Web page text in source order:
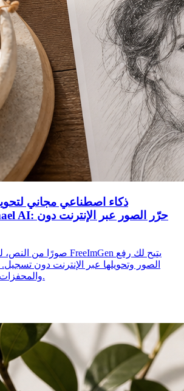
ذكاء اصطناعي مجاني
الصور وتحويلها عبر الإنترنت دون
والمحفزات، والحدود، والتعديلات.